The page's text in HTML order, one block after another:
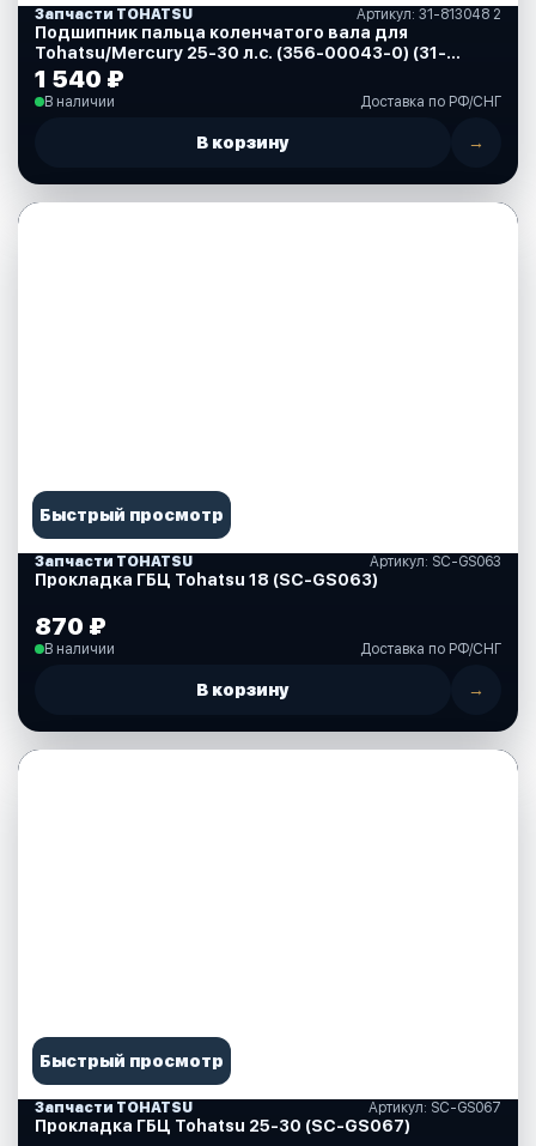
Запчасти TOHATSU Артикул: 31-813048 2
Подшипник пальца коленчатого вала для
Tohatsu/Mercury 25-30 л.с. (356-00043-0) (31-
813048 2)
1 540 ₽
В наличии Доставка по РФ/СНГ
В корзину →
Быстрый просмотр
Запчасти TOHATSU Артикул: SC-GS063
Прокладка ГБЦ Tohatsu 18 (SC-GS063)
870 ₽
В наличии Доставка по РФ/СНГ
В корзину →
Быстрый просмотр
Запчасти TOHATSU Артикул: SC-GS067
Прокладка ГБЦ Tohatsu 25-30 (SC-GS067)